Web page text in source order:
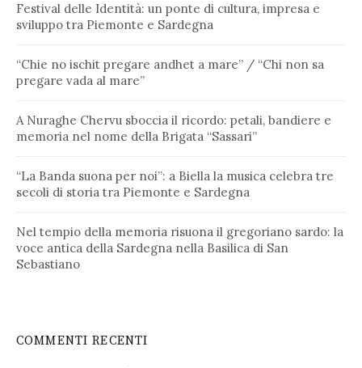
Festival delle Identità: un ponte di cultura, impresa e
sviluppo tra Piemonte e Sardegna
“Chie no ischit pregare andhet a mare” / “Chi non sa
pregare vada al mare”
A Nuraghe Chervu sboccia il ricordo: petali, bandiere e
memoria nel nome della Brigata “Sassari”
“La Banda suona per noi”: a Biella la musica celebra tre
secoli di storia tra Piemonte e Sardegna
Nel tempio della memoria risuona il gregoriano sardo: la
voce antica della Sardegna nella Basilica di San
Sebastiano
COMMENTI RECENTI